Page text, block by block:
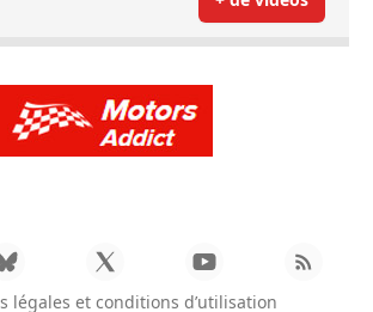
légales et conditions d’utilisation